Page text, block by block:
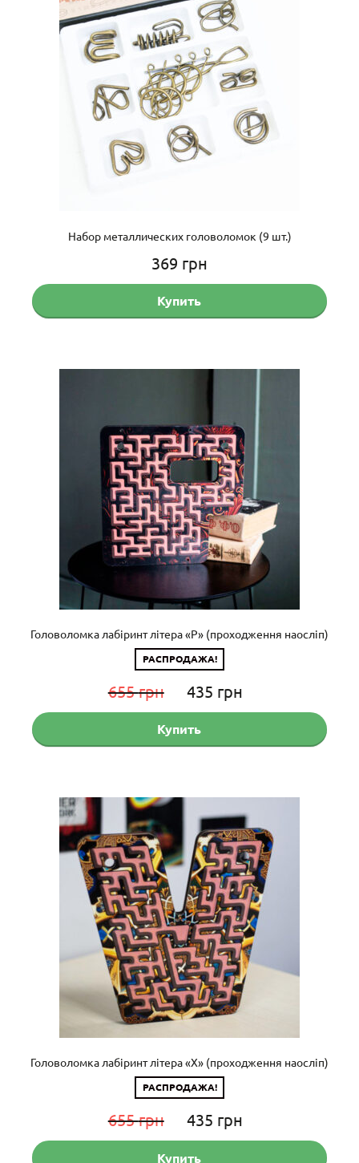
Набор металлических головоломок (9 шт.)
369 грн
Купить
Головоломка лабіринт літера «P» (проходження наосліп)
РАСПРОДАЖА!
655грн
Первоначальная
цена
составляла
435 грн
цена:
435 грн.
Купить
Головоломка лабіринт літера «X» (проходження наосліп)
РАСПРОДАЖА!
655грн
Первоначальная
цена
435 грн
цена:
Купить